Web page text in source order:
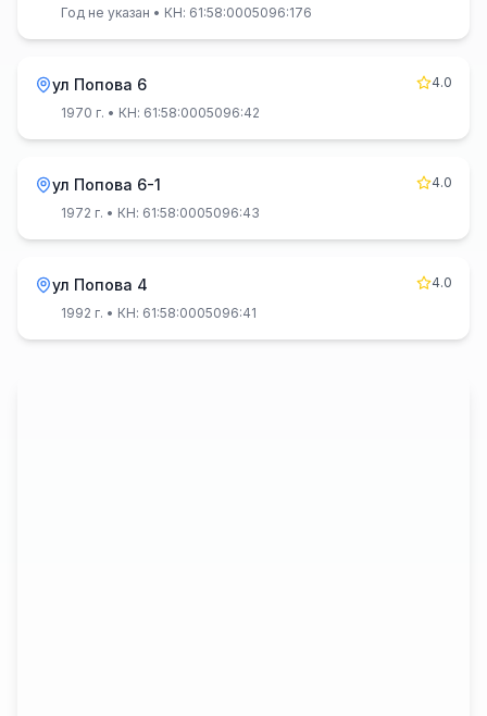
Год не указан • КН: 61:58:0005096:176
ул Попова 6
4.0
1970 г. • КН: 61:58:0005096:42
ул Попова 6-1
4.0
1972 г. • КН: 61:58:0005096:43
ул Попова 4
4.0
1992 г. • КН: 61:58:0005096:41